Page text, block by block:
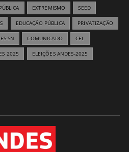
EXTREMISMO SEED
EDUCAÇÃO PÚBLICA PRIVATIZAÇÃO
SN COMUNICADO CEL
2025 ELEIÇÕES ANDES-2025